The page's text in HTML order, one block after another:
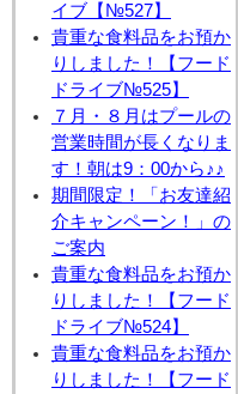
イブ【№527】
貴重な食料品をお預か
りしました！【フード
ドライブ№525】
７月・８月はプールの
営業時間が長くなりま
す！朝は9：00から♪♪
期間限定！「お友達紹
介キャンペーン！」の
ご案内
貴重な食料品をお預か
りしました！【フード
ドライブ№524】
貴重な食料品をお預か
りしました！【フード